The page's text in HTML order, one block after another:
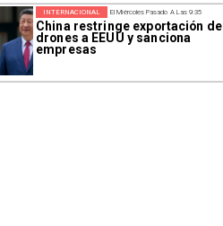
El Miércoles Pasado A Las 9:35
China restringe exportación de
drones a EEUU y sanciona
empresas
INTERNACIONAL